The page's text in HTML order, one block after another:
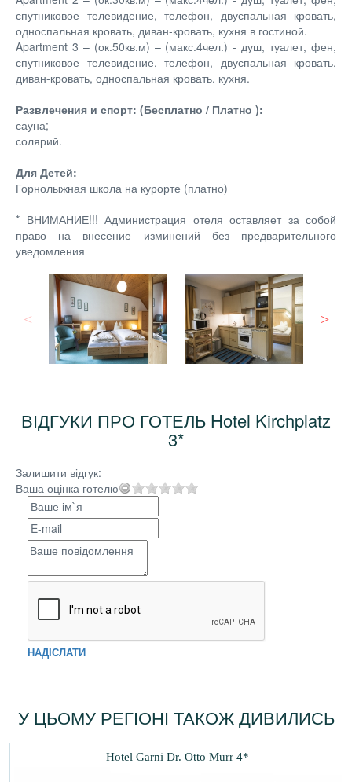
спутниковое телевидение, телефон, двуспальная кровать,
односпальная кровать, диван-кровать, кухня в гостиной.
Apartment 3 – (ок.50кв.м) – (макс.4чел.) - душ, туалет, фен,
спутниковое телевидение, телефон, двуспальная кровать,
диван-кровать, односпальная кровать. кухня.
Развлечения и спорт: (Бесплатно / Платно ):
сауна;
солярий.
Для Детей:
Горнолыжная школа на курорте (платно)
* ВНИМАНИЕ!!! Администрация отеля оставляет за собой
право на внесение изминений без предварительного
уведомления
ВІДГУКИ ПРО ГОТЕЛЬ Hotel Kirchplatz
3*
Залишити відгук:
Ваша оцінка готелю
НАДІСЛАТИ
У ЦЬОМУ РЕГІОНІ ТАКОЖ ДИВИЛИСЬ
Hotel Garni Dr. Otto Murr 4*